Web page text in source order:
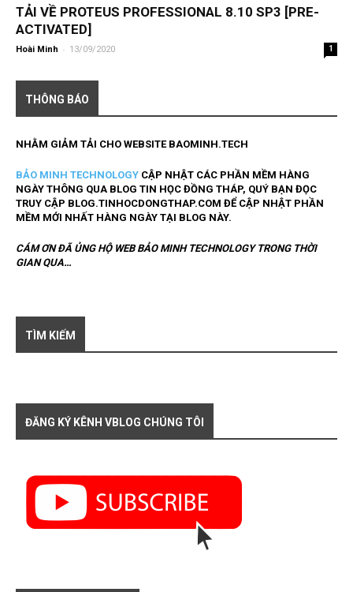
TẢI VỀ PROTEUS PROFESSIONAL 8.10 SP3 [PRE-
ACTIVATED]
Hoài Minh - 13/09/2020 1
THÔNG BÁO
NHẰM GIẢM TẢI CHO WEBSITE BAOMINH.TECH
BẢO MINH TECHNOLOGY CẬP NHẬT CÁC PHẦN MỀM HÀNG
NGÀY THÔNG QUA BLOG TIN HỌC ĐỒNG THÁP, QUÝ BẠN ĐỌC
TRUY CẬP BLOG.TINHOCDONGTHAP.COM ĐỂ CẬP NHẬT PHẦN
MỀM MỚI NHẤT HÀNG NGÀY TẠI BLOG NÀY.
CÁM ƠN ĐÃ ỦNG HỘ WEB BẢO MINH TECHNOLOGY TRONG THỜI
GIAN QUA…
TÌM KIẾM
ĐĂNG KÝ KÊNH VBLOG CHÚNG TÔI